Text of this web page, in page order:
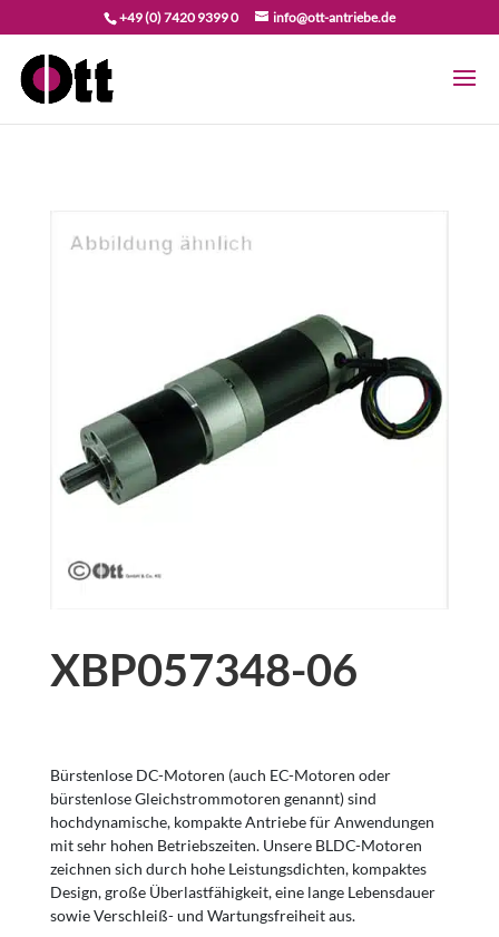
+49 (0) 7420 9399 0 info@ott-antriebe.de
XBP057348-06
Bürstenlose DC-Motoren (auch EC-Motoren oder
bürstenlose Gleichstrommotoren genannt) sind
hochdynamische, kompakte Antriebe für Anwendungen
mit sehr hohen Betriebszeiten. Unsere BLDC-Motoren
zeichnen sich durch hohe Leistungsdichten, kompaktes
Design, große Überlastfähigkeit, eine lange Lebensdauer
sowie Verschleiß- und Wartungsfreiheit aus.